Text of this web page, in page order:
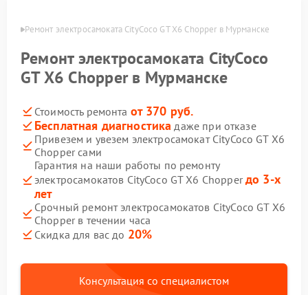
Ремонт электросамоката CityCoco GT X6 Chopper в Мурманске
Ремонт электросамоката CityCoco
GT X6 Chopper в Мурманске
Стоимость ремонта от 370 руб.
Бесплатная диагностика даже при отказе
Привезем и увезем электросамокат CityCoco GT X6
Chopper сами
Гарантия на наши работы по ремонту
электросамокатов CityCoco GT X6 Chopperдо 3-х
лет
Срочный ремонт электросамокатов CityCoco GT X6
Chopper в течении часа
Скидка для вас до 20%
Консультация со специалистом